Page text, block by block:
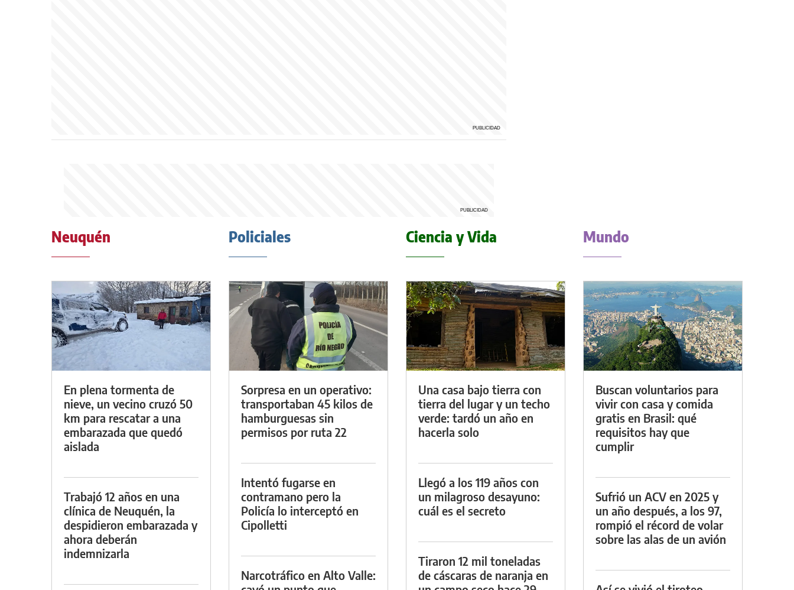
Neuquén
En plena tormenta de
nieve, un vecino cruzó 50
km para rescatar a una
embarazada que quedó
aislada
Trabajó 12 años en una
clínica de Neuquén, la
despidieron embarazada y
ahora deberán
indemnizarla
Policiales
Sorpresa en un operativo:
transportaban 45 kilos de
hamburguesas sin
permisos por ruta 22
Intentó fugarse en
contramano pero la
Policía lo interceptó en
Cipolletti
Narcotráfico en Alto Valle:
Ciencia y Vida
Una casa bajo tierra con
tierra del lugar y un techo
verde: tardó un año en
hacerla solo
Llegó a los 119 años con
un milagroso desayuno:
cuál es el secreto
Tiraron 12 mil toneladas
de cáscaras de naranja en
Mundo
Buscan voluntarios para
vivir con casa y comida
gratis en Brasil: qué
requisitos hay que
cumplir
Sufrió un ACV en 2025 y
un año después, a los 97,
rompió el récord de volar
sobre las alas de un avión